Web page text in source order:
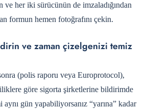
ve her iki sürücünün de imzaladığından
formun hemen fotoğrafını çekin.
ve zaman çizelgenizi temiz
(polis raporu veya Europrotocol),
göre sigorta şirketlerine bildirimde
gün yapabiliyorsanız “yarına” kadar